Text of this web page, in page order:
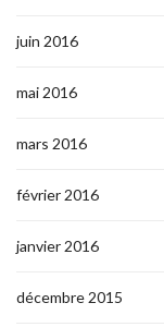
juin 2016
mai 2016
mars 2016
février 2016
janvier 2016
décembre 2015